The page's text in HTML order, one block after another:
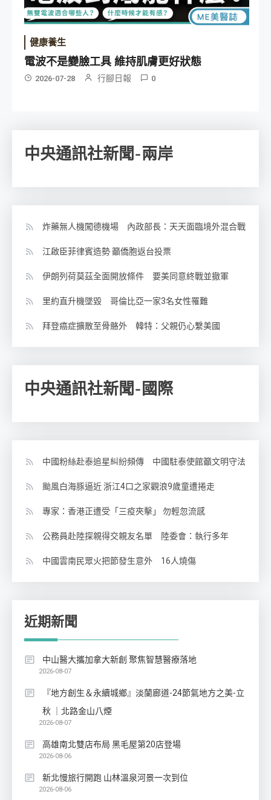
健康養生
電波不是變臉工具 維持肌膚更好狀態
2026-07-28 行腳日報 0
中央通訊社新聞-兩岸
炸藥無人機闖德機場 內政部長：天天面臨境外混合戰
江啟臣菲律賓造勢 籲僑胞返台投票
伊朗列荷莫茲全面開放條件 要美同意終戰並撤軍
里約直升機墜毀 哥倫比亞一家3名女性罹難
拜登癌症擴散至骨骼外 韓特：父親仍心繫美國
中央通訊社新聞-國際
中國粉絲赴泰追星糾紛頻傳 中國駐泰使館籲文明守法
颱風白海豚逼近 浙江4口之家觀浪9歲童遭捲走
專家：香港正遭受「三疫夾擊」 勿輕忽流感
公務員赴陸探親得交親友名單 陸委會：執行多年
中國雲南民眾火把節發生意外 16人燒傷
近期新聞
中山醫大攜加拿大新創 聚焦智慧醫療落地
2026-08-07
『地方創生＆永續城鄉』淡蘭廊道-24節氣地方之美-立
秋 ｜北路金山八煙
2026-08-07
高雄南北雙店布局 黑毛屋第20店登場
2026-08-06
新北慢旅行開跑 山林溫泉河景一次到位
2026-08-06